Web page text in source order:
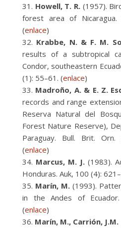
Howell, T. R. (1957).
forest area of
(enlace)
Krabbe, N. & F. M.
results of a subtropical
Condor, southeastern
(1): 55–61. (enlace)
Madroño, A. & E. Z.
records and range
Reserva Natural del
Forest Nature Reserve),
Paraguay. Bull. Brit.
(enlace)
Marcus, M. J. (1983).
Honduras. Auk, 100 (4):
Marín, M.(1993).
in the Andes of
(enlace)
Marín, M., Carrión, J.M.